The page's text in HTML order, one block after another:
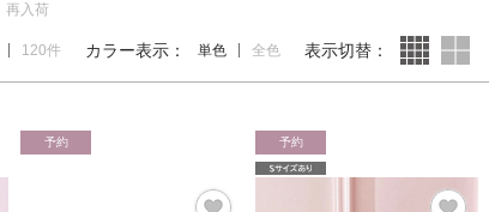
再入荷
120件 カラー表示： 単色 全色 表示切替：
予約 予約